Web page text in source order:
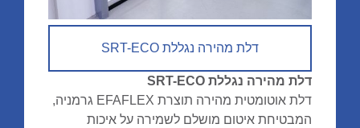
דלת מהירה נגללת SRT-ECO
דלת מהירה נגללת SRT-ECO
דלת אוטומטית מהירה תוצרת EFAFLEX גרמניה,
המבטיחת איטום מושלם לשמירה על איכות